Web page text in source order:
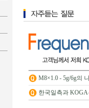
M8×1.0 - 5g/6g의
한국일측과